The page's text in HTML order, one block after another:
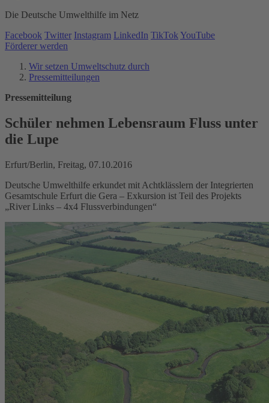
Die Deutsche Umwelthilfe im Netz
Facebook Twitter Instagram LinkedIn TikTok YouTube
Förderer werden
Wir setzen Umweltschutz durch
Pressemitteilungen
Pressemitteilung
Schüler nehmen Lebensraum Fluss unter
die Lupe
Erfurt/Berlin, Freitag, 07.10.2016
Deutsche Umwelthilfe erkundet mit Achtklässlern der Integrierten
Gesamtschule Erfurt die Gera – Exkursion ist Teil des Projekts
„River Links – 4x4 Flussverbindungen“